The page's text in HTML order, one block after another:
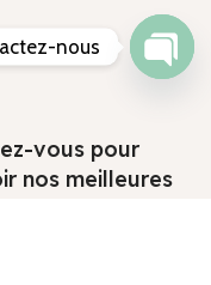
vous pour
nos meilleures
nous